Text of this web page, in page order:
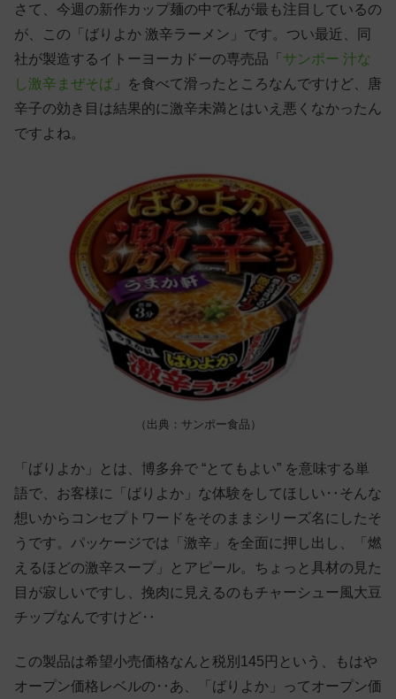
さて、今週の新作カップ麺の中で私が最も注目しているの
が、この「ばりよか 激辛ラーメン」です。つい最近、同
社が製造するイトーヨーカドーの専売品「 サンポー 汁な
し激辛まぜそば 」を食べて滑ったところなんですけど、唐
辛子の効き目は結果的に激辛未満とはいえ悪くなかったん
ですよね。
（出典：サンポー食品）
「ばりよか」とは、博多弁で “とてもよい” を意味する単
語で、お客様に「ばりよか」な体験をしてほしい‥そんな
想いからコンセプトワードをそのままシリーズ名にしたそ
うです。パッケージでは「激辛」を全面に押し出し、「燃
えるほどの激辛スープ」とアピール。ちょっと具材の見た
目が寂しいですし、挽肉に見えるのもチャーシュー風大豆
チップなんですけど‥
この製品は希望小売価格なんと税別145円という、もはや
オープン価格レベルの‥あ、「ばりよか」ってオープン価